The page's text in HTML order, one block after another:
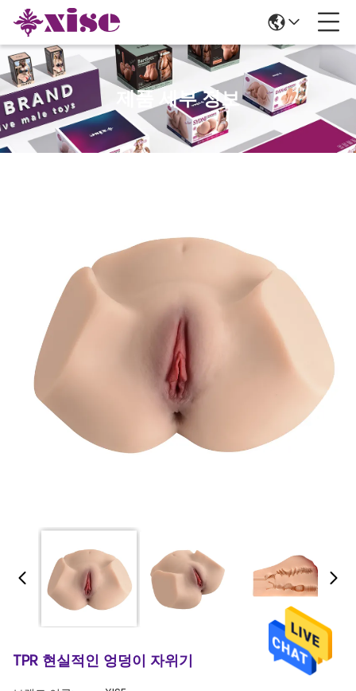
제품 세부 정보
TPR 현실적인 엉덩이 자위기